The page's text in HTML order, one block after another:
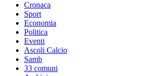
Cronaca
Sport
Economia
Politica
Eventi
Ascoli Calcio
Samb
33 comuni